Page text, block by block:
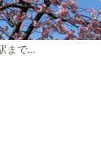
まで…